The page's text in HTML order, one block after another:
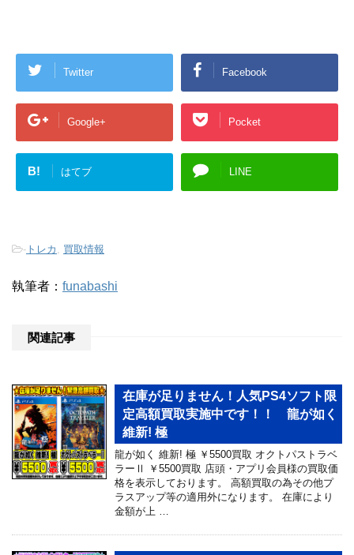
Twitter Facebook
Google+ Pocket
B! はてブ LINE
- トレカ 買取情報
執筆者： funabashi
関連記事
在庫が足りません！人気PS4ソフト限
定高額買取実施中です！！ 龍が如く
維新! 極
龍が如く 維新! 極 ￥5500買取 オクトパストラベ
ラーⅡ ￥5500買取 店頭・アプリ会員様の買取価
格を表示しております。 高額買取の為その他プ
ラスアップ等の適用外になります。 在庫により
金額が上 …